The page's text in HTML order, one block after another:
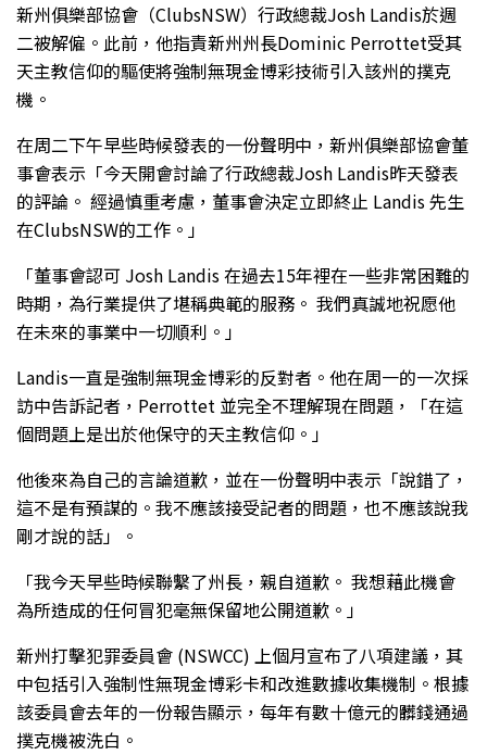
新州俱樂部協會（ClubsNSW）行政總裁Josh Landis於週
二被解僱。此前，他指責新州州長Dominic Perrottet受其
天主教信仰的驅使將強制無現金博彩技術引入該州的撲克
機。
在周二下午早些時候發表的一份聲明中，新州俱樂部協會董
事會表示「今天開會討論了行政總裁Josh Landis昨天發表
的評論。 經過慎重考慮，董事會決定立即終止 Landis 先生
在ClubsNSW的工作。」
「董事會認可 Josh Landis 在過去15年裡在一些非常困難的
時期，為行業提供了堪稱典範的服務。 我們真誠地祝愿他
在未來的事業中一切順利。」
Landis一直是強制無現金博彩的反對者。他在周一的一次採
訪中告訴記者，Perrottet 並完全不理解現在問題，「在這
個問題上是出於他保守的天主教信仰。」
他後來為自己的言論道歉，並在一份聲明中表示「說錯了，
這不是有預謀的。我不應該接受記者的問題，也不應該說我
剛才說的話」。
「我今天早些時候聯繫了州長，親自道歉。 我想藉此機會
為所造成的任何冒犯毫無保留地公開道歉。」
新州打擊犯罪委員會 (NSWCC) 上個月宣布了八項建議，其
中包括引入強制性無現金博彩卡和改進數據收集機制。根據
該委員會去年的一份報告顯示，每年有數十億元的髒錢通過
撲克機被洗白。